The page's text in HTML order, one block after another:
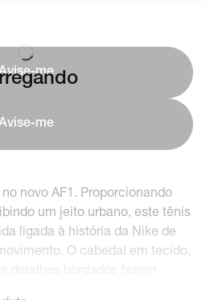
me
me
novo AF1. Proporcionando
um jeito urbano, este tênis
ligada à história da Nike de
O cabedal em tecido,